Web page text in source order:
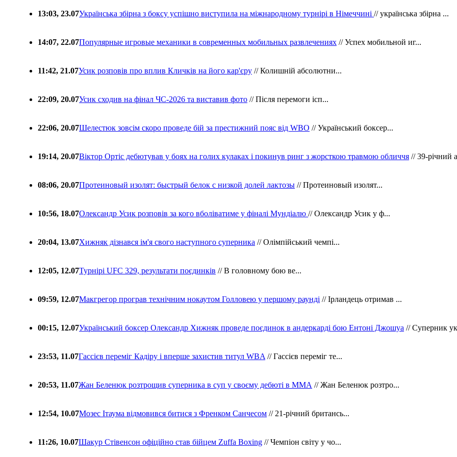
13:03, 23.07Українська збірна з боксу успішно виступила на міжнародному турнірі в Німеччині // українська збірна ...
14:07, 22.07Популярные игровые механики в современных мобильных развлечениях // Успех мобильной иг...
11:42, 21.07Усик розповів про вплив Кличків на його кар'єру // Колишній абсолютни...
22:09, 20.07Усик сходив на фінал ЧС-2026 та виставив фото // Після перемоги ісп...
22:06, 20.07Шелестюк зовсім скоро проведе бій за престижний пояс від WBO // Український боксер...
19:14, 20.07Віктор Ортіс дебютував у боях на голих кулаках і покинув ринг з жорсткою травмою обличчя // 39-річний
08:06, 20.07Протеиновый изолят: быстрый белок с низкой долей лактозы // Протеиновый изолят...
10:56, 18.07Олександр Усик розповів за кого вболіватиме у фіналі Мундіалю // Олександр Усик у ф...
20:04, 13.07Хижняк дізнався ім'я свого наступного суперника // Олімпійський чемпі...
12:05, 12.07Турнірі UFC 329, результати поєдинків // В головному бою ве...
09:59, 12.07Макгрегор програв технічним нокаутом Голловею у першому раунді // Ірландець отримав ...
00:15, 12.07Український боксер Олександр Хижняк проведе поєдинок в андеркарді бою Ентоні Джошуа // Суперник
23:53, 11.07Гассієв переміг Кадіру і вперше захистив титул WBA // Гассієв переміг те...
20:53, 11.07Жан Беленюк розтрощив суперника в суп у своєму дебюті в ММА // Жан Беленюк розтро...
12:54, 10.07Мозес Ітаума відмовився битися з Френком Санчесом // 21-річний британсь...
11:26, 10.07Шакур Стівенсон офіційно став бійцем Zuffa Boxing // Чемпіон світу у чо...